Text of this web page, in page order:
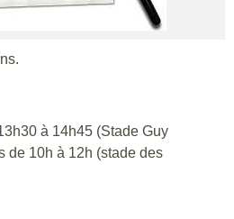
à 14h45 (Stade Guy
de 10h à 12h (stade des